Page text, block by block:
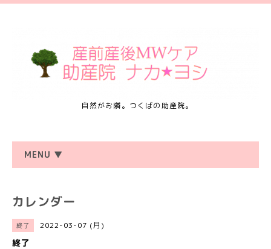
自然がお隣。つくばの助産院。
MENU ▼
カレンダー
終了 2022-03-07 (月)
終了